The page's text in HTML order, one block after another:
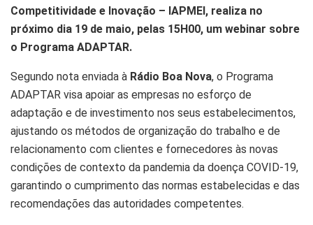
Competitividade e Inovação – IAPMEI, realiza no
próximo dia 19 de maio, pelas 15H00, um webinar sobre
o Programa ADAPTAR.
Segundo nota enviada à Rádio Boa Nova, o Programa
ADAPTAR visa apoiar as empresas no esforço de
adaptação e de investimento nos seus estabelecimentos,
ajustando os métodos de organização do trabalho e de
relacionamento com clientes e fornecedores às novas
condições de contexto da pandemia da doença COVID-19,
garantindo o cumprimento das normas estabelecidas e das
recomendações das autoridades competentes.